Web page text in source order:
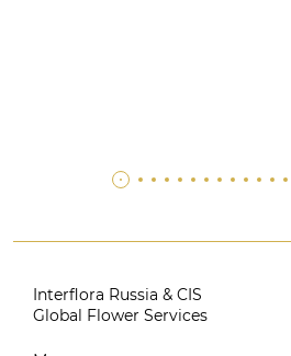
Interflora Russia & CIS
Global Flower Services